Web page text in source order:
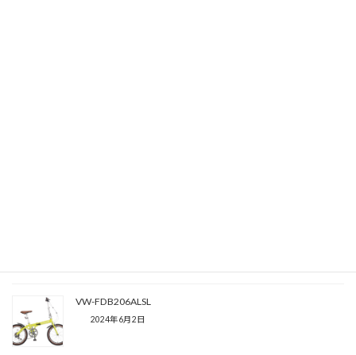
VW-FDB206ALSL
2024年6月2日